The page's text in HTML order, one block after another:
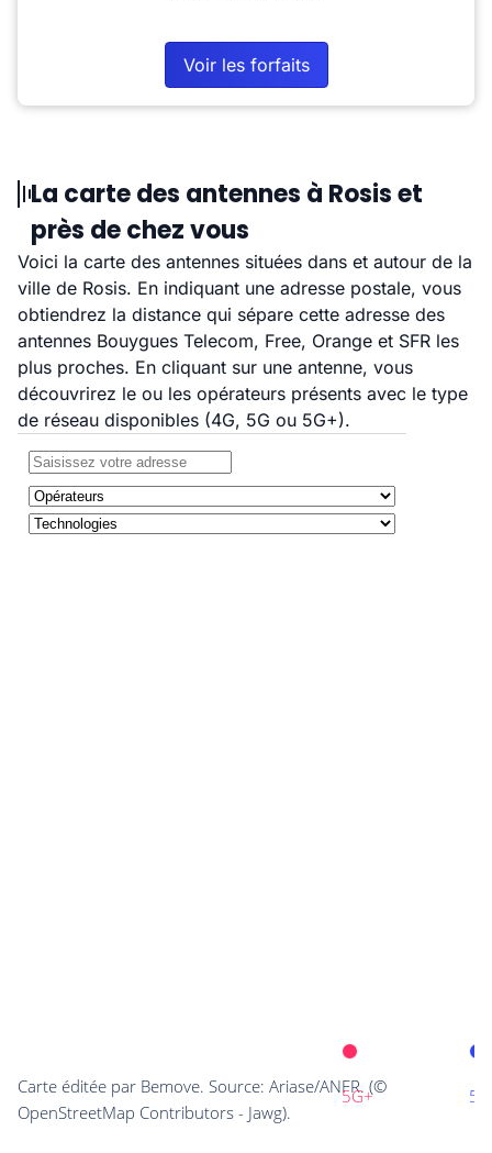
Voir les forfaits
La carte des antennes à Rosis et
près de chez vous
Voici la carte des antennes situées dans et autour de la
ville de Rosis. En indiquant une adresse postale, vous
obtiendrez la distance qui sépare cette adresse des
antennes Bouygues Telecom, Free, Orange et SFR les
plus proches. En cliquant sur une antenne, vous
découvrirez le ou les opérateurs présents avec le type
de réseau disponibles (4G, 5G ou 5G+).